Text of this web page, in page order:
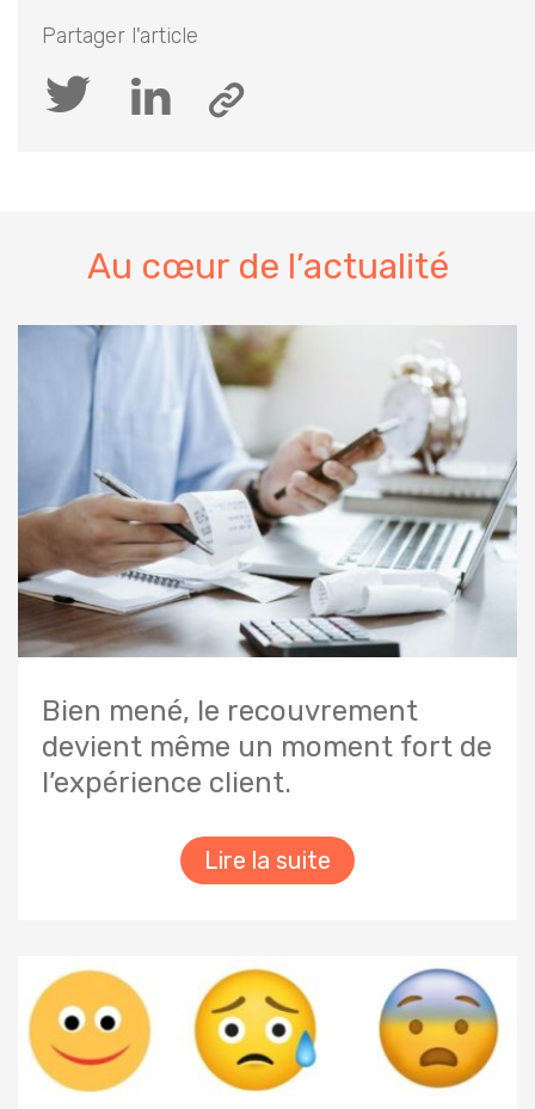
Partager l'article
Au cœur de l’actualité
Bien mené, le recouvrement
devient même un moment fort de
l’expérience client.
Lire la suite